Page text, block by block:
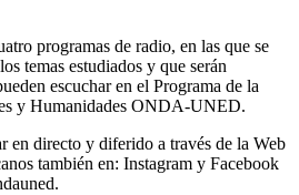
programas de radio, en las que se
temas estudiados y que serán
escuchar en el Programa de la
y Humanidades ONDA-UNED.
en directo y diferido a través de la Web
también en: Instagram y Facebook